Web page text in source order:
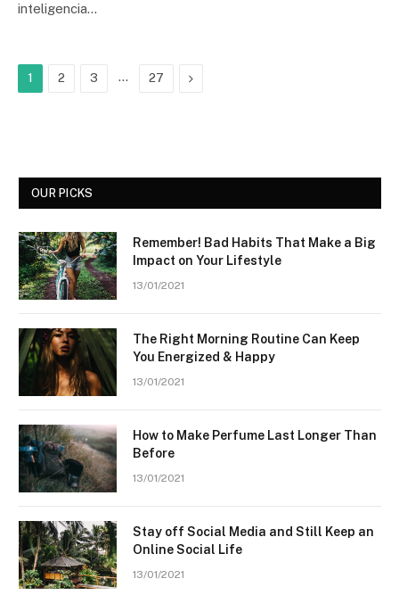
inteligencia…
1 2 3 … 27 Next
OUR PICKS
Remember! Bad Habits That Make a Big
Impact on Your Lifestyle
13/01/2021
The Right Morning Routine Can Keep
You Energized & Happy
13/01/2021
How to Make Perfume Last Longer Than
Before
13/01/2021
Stay off Social Media and Still Keep an
Online Social Life
13/01/2021